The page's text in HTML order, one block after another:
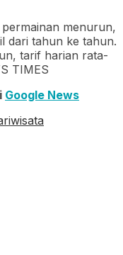
menurun,
dari tahun ke tahun.
tarif harian rata-
TIMES
Google News